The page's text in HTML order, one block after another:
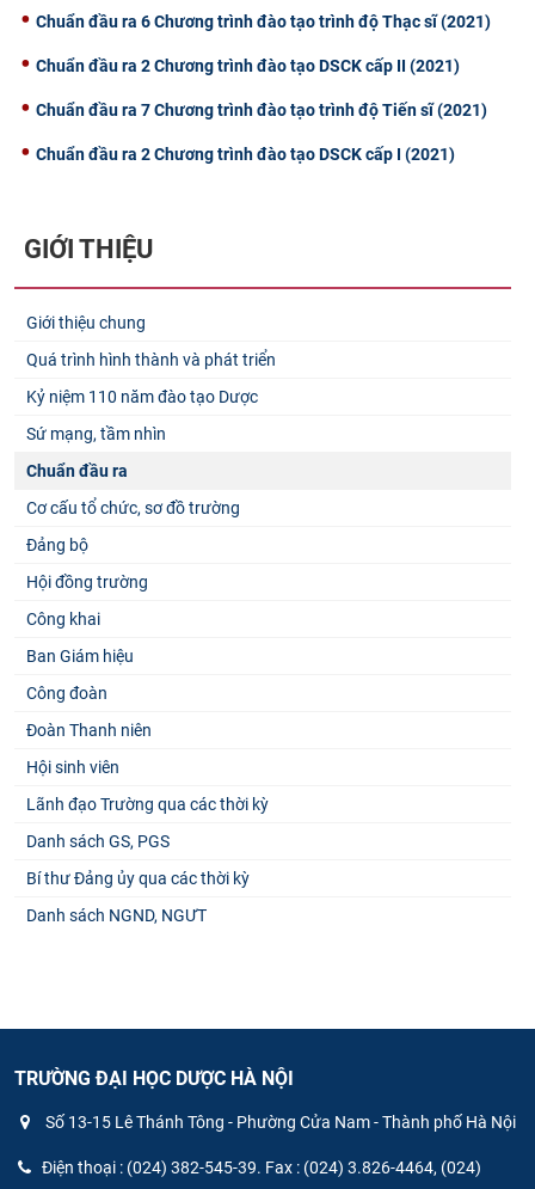
Chuẩn đầu ra 6 Chương trình đào tạo trình độ Thạc sĩ (2021)
Chuẩn đầu ra 2 Chương trình đào tạo DSCK cấp II (2021)
Chuẩn đầu ra 7 Chương trình đào tạo trình độ Tiến sĩ (2021)
Chuẩn đầu ra 2 Chương trình đào tạo DSCK cấp I (2021)
GIỚI THIỆU
Giới thiệu chung
Quá trình hình thành và phát triển
Kỷ niệm 110 năm đào tạo Dược
Sứ mạng, tầm nhìn
Chuẩn đầu ra
Cơ cấu tổ chức, sơ đồ trường
Đảng bộ
Hội đồng trường
Công khai
Ban Giám hiệu
Công đoàn
Đoàn Thanh niên
Hội sinh viên
Lãnh đạo Trường qua các thời kỳ
Danh sách GS, PGS
Bí thư Đảng ủy qua các thời kỳ
Danh sách NGND, NGƯT
TRƯỜNG ĐẠI HỌC DƯỢC HÀ NỘI
Số 13-15 Lê Thánh Tông - Phường Cửa Nam - Thành phố Hà Nội
Điện thoại : (024) 382-545-39. Fax : (024) 3.826-4464, (024)